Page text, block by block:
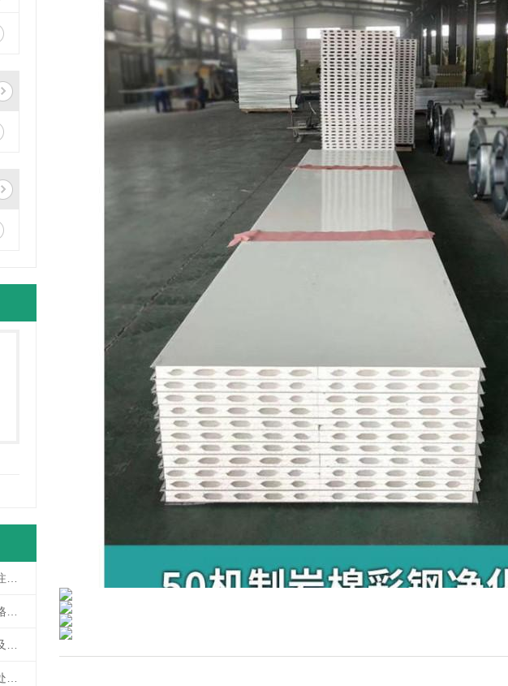
陇南彩钢泡沫夹芯板 陇南中空净化窗 陇南手
手工净化板的使用和堆卸注意事项
在我们挑选玻镁板时选价格还是质量你知多少？这几点少不了哦！
净化板现场保护注意事项及净化板分类和特点
手工净化板如何进行接缝处理以及在使用中的功能分类